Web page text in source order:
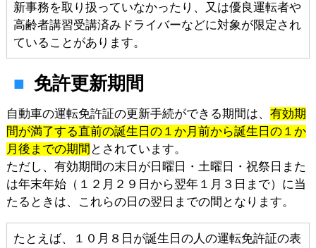
新事務を取り扱っていなかったり、又は優良運転者や
高齢者講習受講済みドライバーなどに対象が限定され
ていることがあります。
免許更新期間
自動車の運転免許証の更新手続ができる期間は、 有効期
間が満了する直前の誕生日の１か月前から誕生日の１か
月後までの期間 とされています。
ただし、有効期間の末日が日曜日・土曜日・祝祭日また
は年末年始（１２月２９日から翌年１月３日まで）に当
たるときは、これらの日の翌日までの間となります。
たとえば、１０月８日が誕生日の人の運転免許証の表